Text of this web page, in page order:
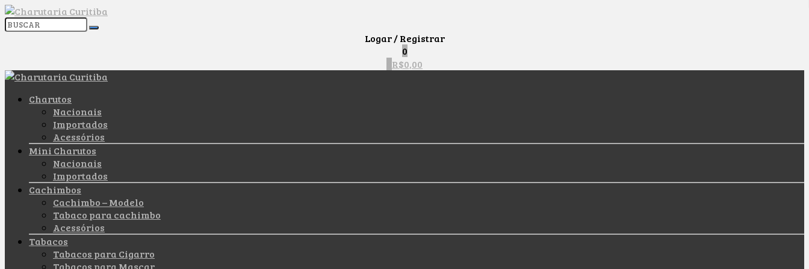
Logar / Registrar
0
R$0,00
Charutos
Nacionais
Importados
Acessórios
Mini Charutos
Nacionais
Importados
Cachimbos
Cachimbo – Modelo
Tabaco para cachimbo
Acessórios
Tabacos
Tabacos para Cigarro
Tabacos para Mascar